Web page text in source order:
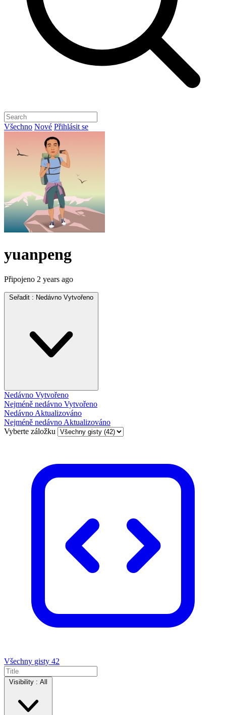
Všechno Nové Přihlásit se
yuanpeng
Připojeno 2 years ago
Seřadit : Nedávno Vytvořeno
Nedávno Vytvořeno
Nejméně nedávno Vytvořeno
Nedávno Aktualizováno
Nejméně nedávno Aktualizováno
Vyberte záložku
Všechny gisty 42
Visibility : All